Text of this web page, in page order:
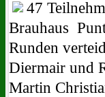
47
Brauhaus
Runden
Diermair und
Martin